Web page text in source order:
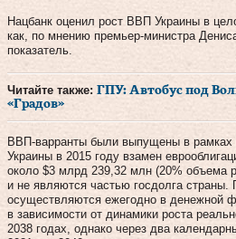
Нацбанк оценил рост ВВП Украины в
как, по мнению премьер-министра
показатель.
Читайте также: ГПУ: Автобус под
«Градов»
ВВП-варранты были выпущены в рамках
Украины в 2015 году взамен
около $3 млрд 239,32 млн (20% объема
и не являются частью госдолга
осуществляются ежегодно в денежной
в зависимости от динамики роста
2038 годах, однако через два